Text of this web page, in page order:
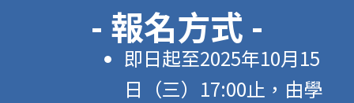
- 報名方式 -
即日起至2025年10月15
日（三）17:00止，由學